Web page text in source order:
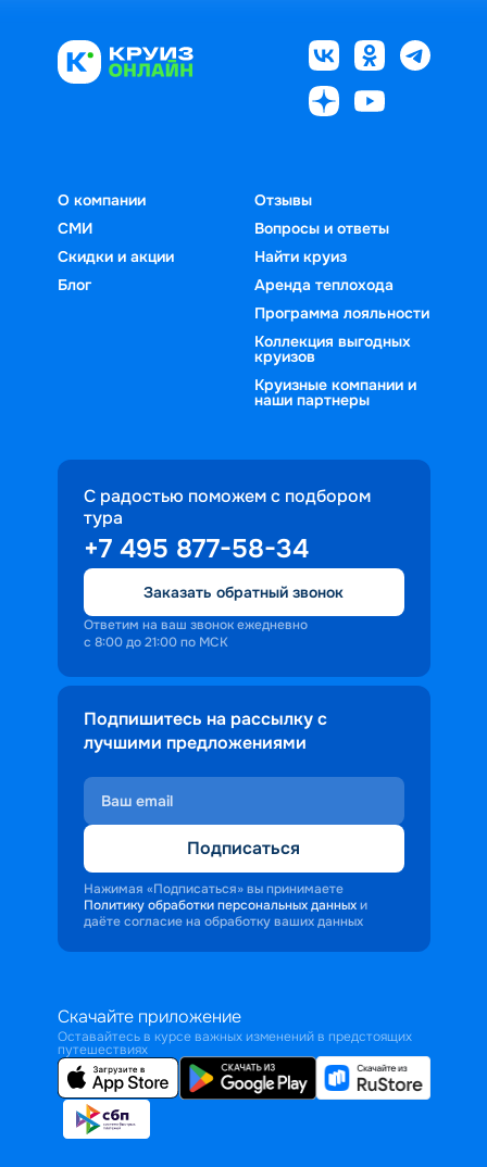
О компании
СМИ
Скидки и акции
Блог
Отзывы
Вопросы и ответы
Найти круиз
Аренда теплохода
Программа лояльности
Коллекция выгодных
круизов
Круизные компании и
наши партнеры
С радостью поможем с подбором
тура
+7 495 877-58-34
Заказать обратный звонок
Ответим на ваш звонок ежедневно
с 8:00 до 21:00 по МСК
Подпишитесь на рассылку с
лучшими предложениями
Подписаться
Нажимая «Подписаться» вы принимаете
Политику обработки персональных данных и
даёте согласие на обработку ваших данных
Скачайте приложение
Оставайтесь в курсе важных изменений в предстоящих
путешествиях